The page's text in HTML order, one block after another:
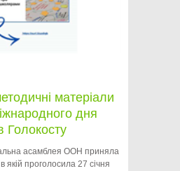
матеріали
дня
Голокосту
асамблея ООН приняла
проголосила 27 січня